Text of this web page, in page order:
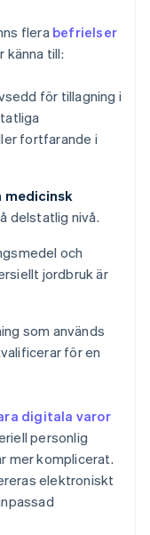
flera befrielser
känna till:
för tillagning i
fortfarande i
medicinsk
delstatlig nivå.
och
jordbruk är
som används
för en
digitala varor
personlig
mer komplicerat.
elektroniskt